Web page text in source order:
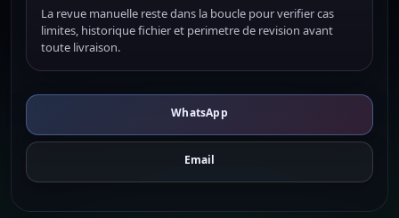
La revue manuelle reste dans la boucle pour verifier cas
limites, historique fichier et perimetre de revision avant
toute livraison.
WhatsApp
Email